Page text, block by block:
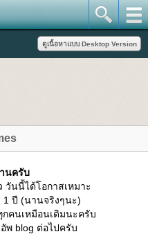
นครับ
วันนี้ได้โอกาสเหมาะ
1 ปี (นานจริงๆนะ)
คนเหมือนเดิมนะครับ
พ blog ต่อไปครับ